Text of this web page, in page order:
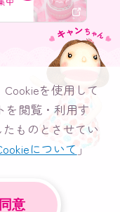
を使用して
を閲覧・利用す
ものとさせてい
について 」
意